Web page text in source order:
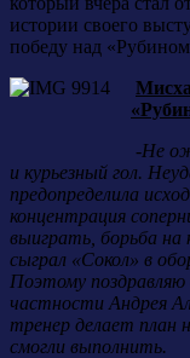
истории своего
победу над
-Не
и курьезный гол.
предопределила
концентрация
выиграть, борьба
сыграл «Сокол» в
Поэтому поздравляю
частности Андрея
тренер делает план
смогли выполнить.